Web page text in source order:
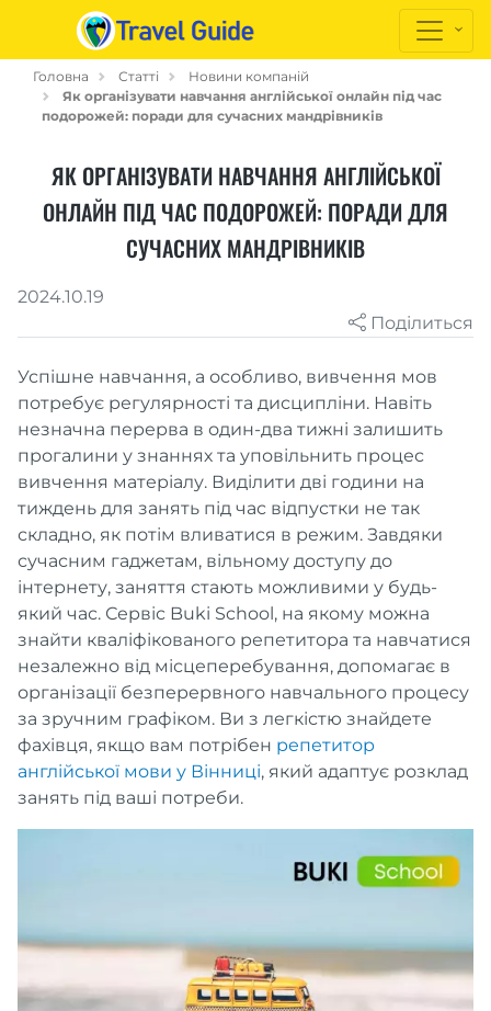
Головна Статті
Новини компаній
Як організувати навчання англійської онлайн під час
подорожей: поради для сучасних мандрівників
ЯК ОРГАНІЗУВАТИ НАВЧАННЯ АНГЛІЙСЬКОЇ
ОНЛАЙН ПІД ЧАС ПОДОРОЖЕЙ: ПОРАДИ ДЛЯ
СУЧАСНИХ МАНДРІВНИКІВ
2024.10.19
Поділиться
Успішне навчання, а особливо, вивчення мов
потребує регулярності та дисципліни. Навіть
незначна перерва в один-два тижні залишить
прогалини у знаннях та уповільнить процес
вивчення матеріалу. Виділити дві години на
тиждень для занять під час відпустки не так
складно, як потім вливатися в режим. Завдяки
сучасним гаджетам, вільному доступу до
інтернету, заняття стають можливими у будь-
який час. Сервіс Buki School, на якому можна
знайти кваліфікованого репетитора та навчатися
незалежно від місцеперебування, допомагає в
організації безперервного навчального процесу
за зручним графіком. Ви з легкістю знайдете
фахівця, якщо вам потрібен репетитор
англійської мови у Вінниці, який адаптує розклад
занять під ваші потреби.